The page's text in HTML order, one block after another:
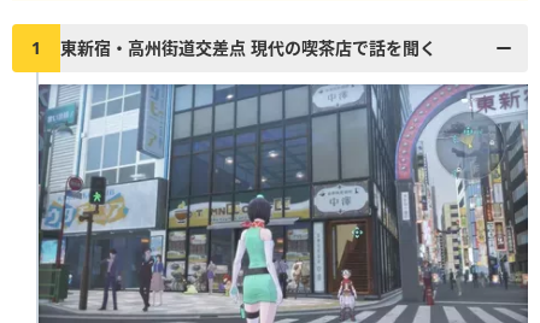
1 東新宿・高州街道交差点 現代の喫茶店で話を聞く